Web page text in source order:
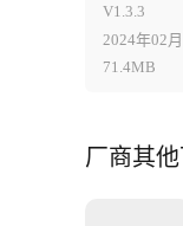
71.4MB
V1.3.3
2024年02
厂商其